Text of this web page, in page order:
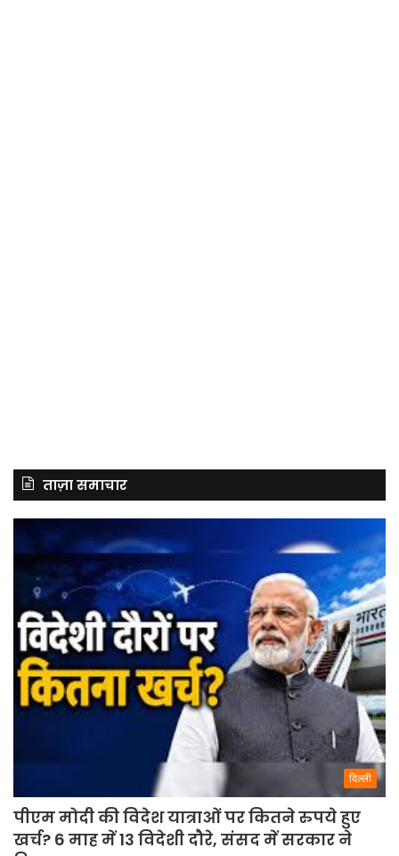
ताज़ा समाचार
दिल्ली
पीएम मोदी की विदेश यात्राओं पर कितने रुपये हुए
खर्च? 6 माह में 13 विदेशी दौरे, संसद में सरकार ने